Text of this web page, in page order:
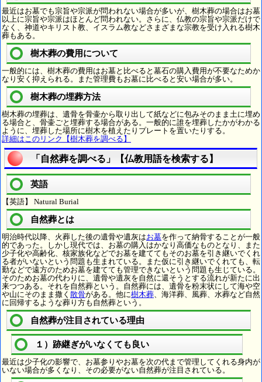
最近はお墓でも宗旨や宗派が問われない場合が多いが、樹木葬の場合はお墓
以上に宗旨や宗派はほとんど問われない。さらに、仏教の宗旨や宗派だけで
なく、神道やキリスト教、イスラム教などさまざまな宗教を受け入れる樹木
葬もある。
樹木葬の費用について
一般的には、樹木葬の費用はお墓と比べると墓石の購入費用が不要なためか
なり安く抑えられる。また管理費もお墓に比べると安い場合が多い。
樹木葬の埋葬方法
樹木葬の埋葬は、遺骨を骨壷から取り出して紙などに包みそのまま土に埋め
る場合と、骨壷ごと埋葬する場合がある。一般的に誰を埋葬したかがわかる
ように、埋葬した場所に樹木を植えたりプレートを置いたりする。
詳細はこのリンク【樹木葬を調べる】
「自然葬を調べる」【仏教用語を検索する】
英語
【英語】 Natural Burial
自然葬とは
明治時代以降、火葬した後の遺骨や遺灰はお墓を作って納骨することが一般
的であった。しかし現代では、お墓の購入はかなり高価なものとなり、また
少子化や高齢化、核家族化などでお墓を建ててもそのお墓を引き継いでくれ
る者がいないという問題も生まれている。また仮に引き継いでくれても、転
勤などで遠方のためお墓を建てても管理できないという問題も生じている。
そのためお墓の代わりに、遺骨や遺灰を自然に還そうとする流れが新たに出
来つつある。それを自然葬という。自然葬には、遺骨を粉末状にして海や空
や山にそのまま撒く 散骨がある。他に樹木葬 、海洋葬、風葬、水葬など自然
に回帰するような葬り方も自然葬という。
自然葬が注目されている理由
１）跡継ぎがいなくても良い
最近は少子化の影響で、お墓参りやお墓を次の代まで管理してくれる身内が
いない場合が多くなり、その必要がない自然葬が注目されている。